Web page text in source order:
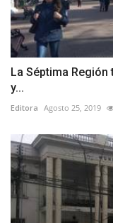
La Séptima
y...
Editora Agosto 25, 2019